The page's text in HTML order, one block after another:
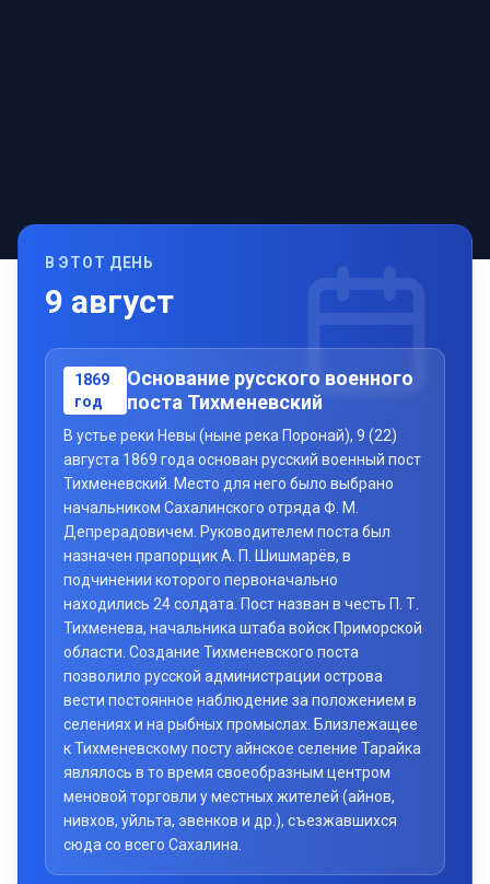
В ЭТОТ ДЕНЬ
9 август
1869
год
Основание русского военного
поста Тихменевский
В устье реки Невы (ныне река Поронай), 9 (22)
августа 1869 года основан русский военный пост
Тихменевский. Место для него было выбрано
начальником Сахалинского отряда Ф. М.
Депрерадовичем. Руководителем поста был
назначен прапорщик А. П. Шишмарёв, в
подчинении которого первоначально
находились 24 солдата. Пост назван в честь П. Т.
Тихменева, начальника штаба войск Приморской
области. Создание Тихменевского поста
позволило русской администрации острова
вести постоянное наблюдение за положением в
селениях и на рыбных промыслах. Близлежащее
к Тихменевскому посту айнское селение Тарайка
являлось в то время своеобразным центром
меновой торговли у местных жителей (айнов,
нивхов, уйльта, эвенков и др.), съезжавшихся
сюда со всего Сахалина.